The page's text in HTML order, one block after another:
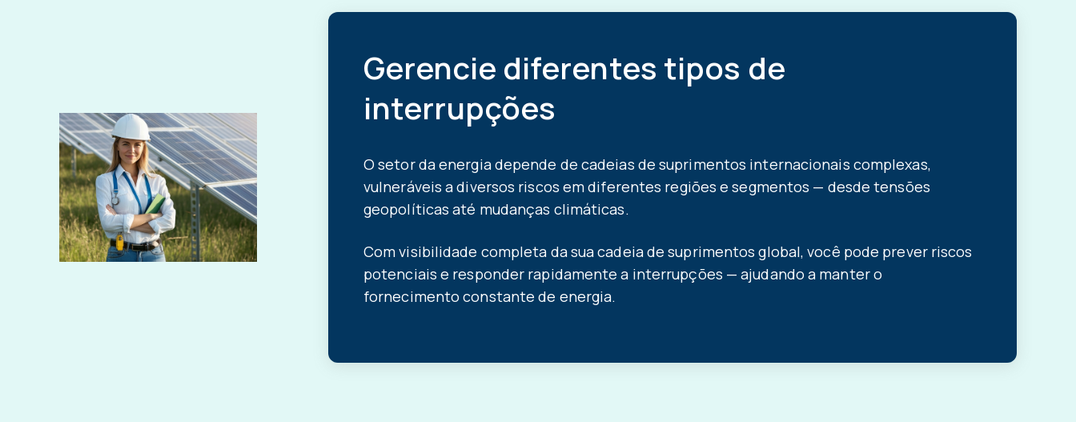
Gerencie diferentes tipos de
interrupções
O setor da energia depende de cadeias de suprimentos internacionais complexas,
vulneráveis a diversos riscos em diferentes regiões e segmentos — desde tensões
geopolíticas até mudanças climáticas.
Com visibilidade completa da sua cadeia de suprimentos global, você pode prever riscos
potenciais e responder rapidamente a interrupções — ajudando a manter o
fornecimento constante de energia.